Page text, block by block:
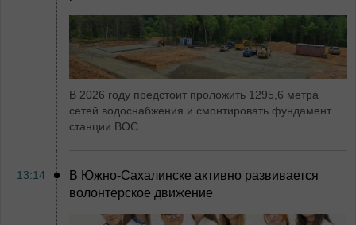
В 2026 году предстоит проложить 1295,6 метра
сетей водоснабжения и смонтировать фундамент
станции ВОС
13:14
В Южно-Сахалинске активно развивается
волонтерское движение